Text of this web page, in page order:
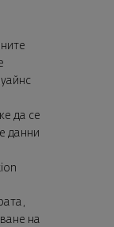
да се
данни
на